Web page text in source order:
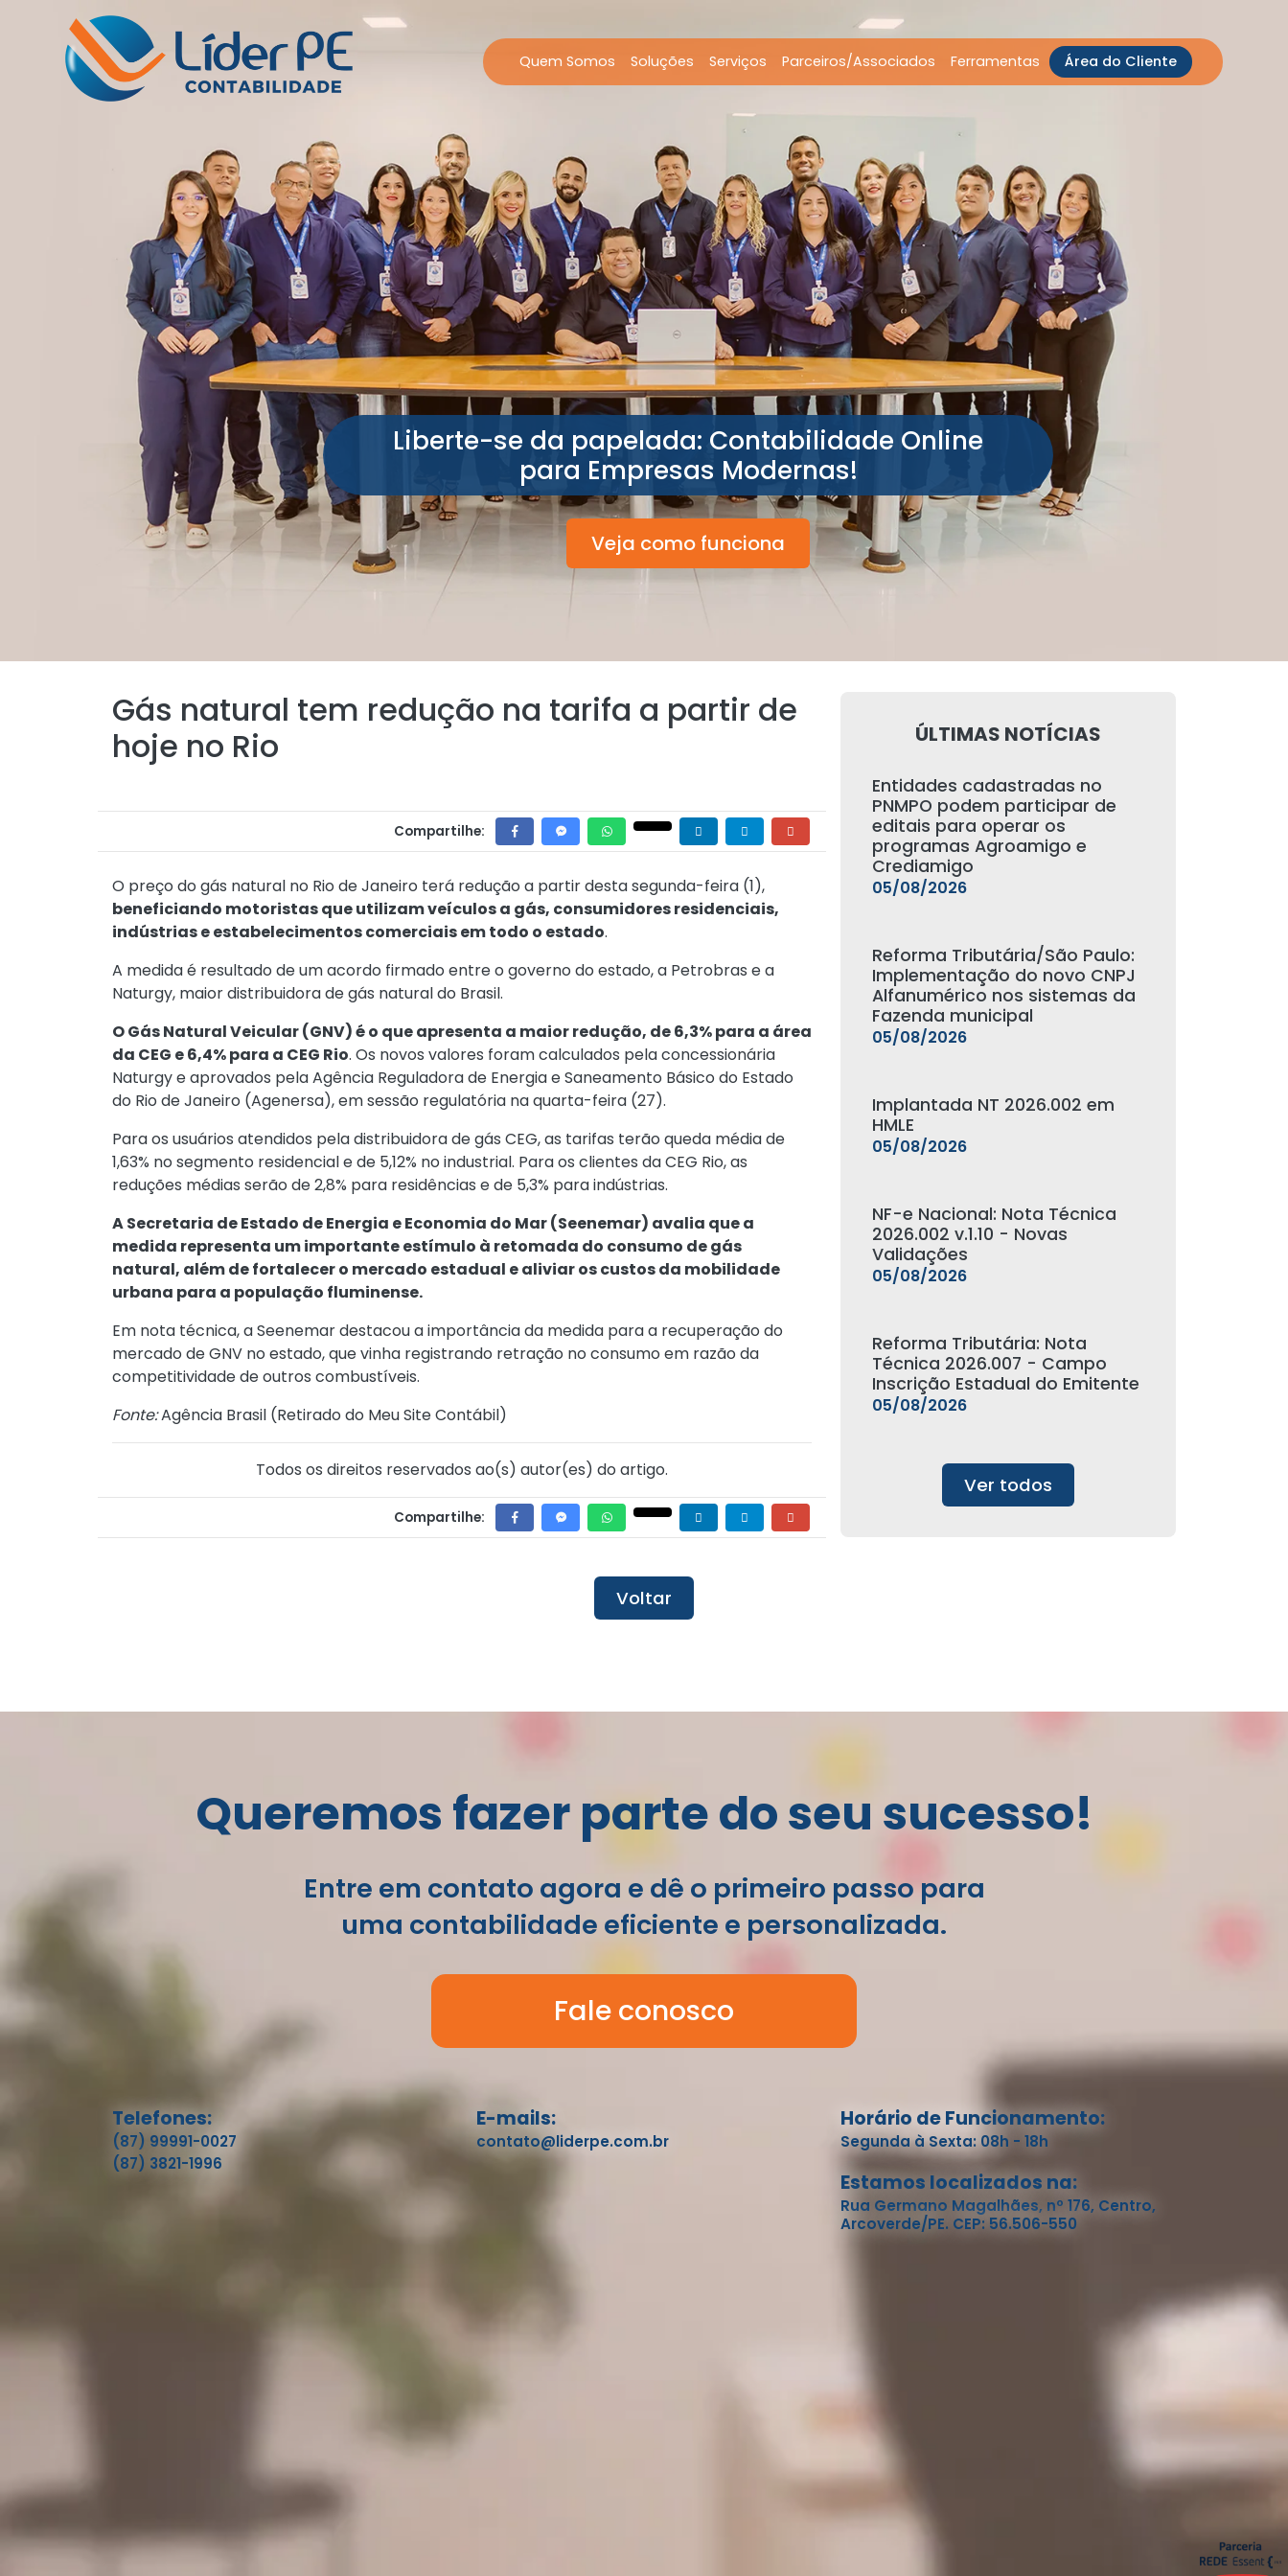
Quem Somos Soluções Serviços Parceiros/Associados Ferramentas Área do Cliente
Liberte-se da papelada: Contabilidade Online
para Empresas Modernas!
Veja como funciona
Gás natural tem redução na tarifa a partir de
hoje no Rio
Compartilhe:
O preço do gás natural no Rio de Janeiro terá redução a partir desta segunda-feira (1),
beneficiando motoristas que utilizam veículos a gás, consumidores residenciais,
indústrias e estabelecimentos comerciais em todo o estado.
A medida é resultado de um acordo firmado entre o governo do estado, a Petrobras e a
Naturgy, maior distribuidora de gás natural do Brasil.
O Gás Natural Veicular (GNV) é o que apresenta a maior redução, de 6,3% para a área
da CEG e 6,4% para a CEG Rio. Os novos valores foram calculados pela concessionária
Naturgy e aprovados pela Agência Reguladora de Energia e Saneamento Básico do Estado
do Rio de Janeiro (Agenersa), em sessão regulatória na quarta-feira (27).
Para os usuários atendidos pela distribuidora de gás CEG, as tarifas terão queda média de
1,63% no segmento residencial e de 5,12% no industrial. Para os clientes da CEG Rio, as
reduções médias serão de 2,8% para residências e de 5,3% para indústrias.
A Secretaria de Estado de Energia e Economia do Mar (Seenemar) avalia que a
medida representa um importante estímulo à retomada do consumo de gás
natural, além de fortalecer o mercado estadual e aliviar os custos da mobilidade
urbana para a população fluminense.
Em nota técnica, a Seenemar destacou a importância da medida para a recuperação do
mercado de GNV no estado, que vinha registrando retração no consumo em razão da
competitividade de outros combustíveis.
Fonte:Agência Brasil (Retirado do Meu Site Contábil)
Todos os direitos reservados ao(s) autor(es) do artigo.
Compartilhe:
ÚLTIMAS NOTÍCIAS
Entidades cadastradas no
PNMPO podem participar de
editais para operar os
programas Agroamigo e
Crediamigo
05/08/2026
Reforma Tributária/São Paulo:
Implementação do novo CNPJ
Alfanumérico nos sistemas da
Fazenda municipal
05/08/2026
Implantada NT 2026.002 em
HMLE
05/08/2026
NF-e Nacional: Nota Técnica
2026.002 v.1.10 - Novas
Validações
05/08/2026
Reforma Tributária: Nota
Técnica 2026.007 - Campo
Inscrição Estadual do Emitente
05/08/2026
Ver todos
Voltar
Queremos fazer parte do seu sucesso!
Entre em contato agora e dê o primeiro passo para
uma contabilidade eficiente e personalizada.
Fale conosco
Telefones:
(87) 99991-0027
(87) 3821-1996
E-mails:
contato@liderpe.com.br
Horário de Funcionamento:
Segunda à Sexta: 08h - 18h
Estamos localizados na:
Rua Germano Magalhães, nº 176, Centro,
Arcoverde/PE. CEP: 56.506-550